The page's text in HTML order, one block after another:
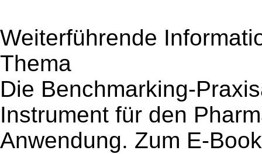
Weiterführende
Thema
Die Benchmarking-
Instrument für den
Anwendung. Zum E-